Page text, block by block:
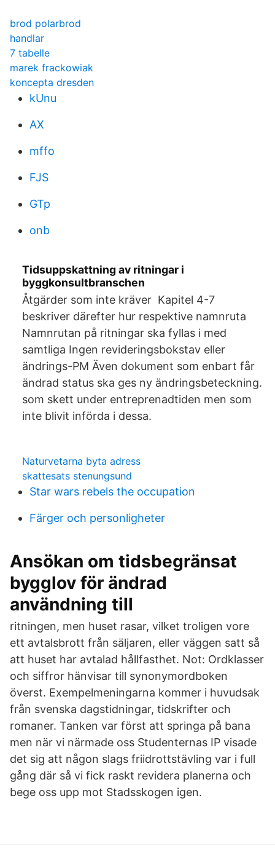
brod polarbrod
handlar
7 tabelle
marek frackowiak
koncepta dresden
kUnu
AX
mffo
FJS
GTp
onb
Tidsuppskattning av ritningar i
byggkonsultbranschen
Åtgärder som inte kräver Kapitel 4-7
beskriver därefter hur respektive namnruta
Namnrutan på ritningar ska fyllas i med
samtliga Ingen revideringsbokstav eller
ändrings-PM Även dokument som enbart får
ändrad status ska ges ny ändringsbeteckning.
som skett under entreprenadtiden men som
inte blivit införda i dessa.
Naturvetarna byta adress
skattesats stenungsund
Star wars rebels the occupation
Färger och personligheter
Ansökan om tidsbegränsat
bygglov för ändrad
användning till
ritningen, men huset rasar, vilket troligen vore
ett avtalsbrott från säljaren, eller väggen satt så
att huset har avtalad hållfasthet. Not: Ordklasser
och siffror hänvisar till synonymordboken
överst. Exempelmeningarna kommer i huvudsak
från svenska dagstidningar, tidskrifter och
romaner. Tanken var först att springa på bana
men när vi närmade oss Studenternas IP visade
det sig att någon slags friidrottstävling var i full
gång där så vi fick raskt revidera planerna och
bege oss upp mot Stadsskogen igen.